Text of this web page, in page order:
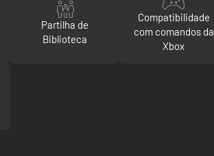
Partilha de
Biblioteca
Compatibilidade
com comandos da
Xbox